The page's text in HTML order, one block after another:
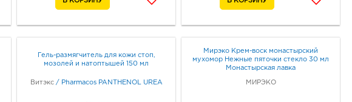
Гель-размягчитель для кожи стоп,
мозолей и натоптышей 150 мл
Витэкс / Pharmacos PANTHENOL UREA
Мирэко Крем-воск монастырский
мухомор Нежные пяточки стекло 30 мл
Монастырская лавка
МИРЭКО